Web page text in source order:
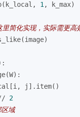
1 , k_max)
简化实现，实际需更高
(W):
j].item()
2
域